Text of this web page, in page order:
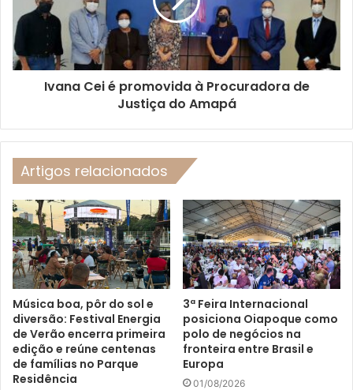
Ivana Cei é promovida à Procuradora de
Justiça do Amapá
Artigos relacionados
Música boa, pôr do sol e
diversão: Festival Energia
de Verão encerra primeira
edição e reúne centenas
de famílias no Parque
Residência
3ª Feira Internacional
posiciona Oiapoque como
polo de negócios na
fronteira entre Brasil e
Europa
01/08/2026